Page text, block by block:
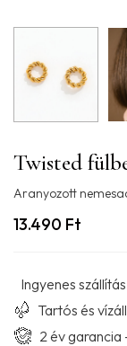
Twisted
Aranyozott
13.490 Ft
Ingyenes
Tartós és
2 év garancia